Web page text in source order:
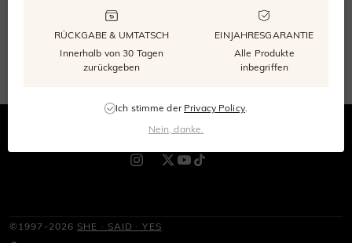
Abonnieren
©1997-2026 SHE · SAID · YES
RÜCKGABE & UMTATSCH
Innerhalb von 30 Tagen
zurückgeben
EINJAHRESGARANTIE
Alle Produkte
inbegriffen
Ich stimme der Privacy Policy.
Nein, danke.